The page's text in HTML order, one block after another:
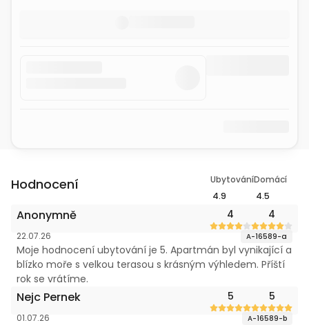
Hodnocení
Ubytování
4.9
Domácí
4.5
Anonymně 4 4
22.07.26 A-16589-a
Moje hodnocení ubytování je 5. Apartmán byl vynikající a
blízko moře s velkou terasou s krásným výhledem. Příští
rok se vrátíme.
Nejc Pernek 5 5
01.07.26 A-16589-b